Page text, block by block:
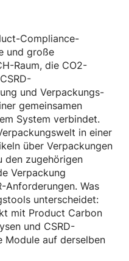
Compliance-
und große
Raum, die CO2-
und Verpackungs-
gemeinsamen
System verbindet.
in einer
über Verpackungen
den zugehörigen
Verpackung
Anforderungen. Was
unterscheidet:
mit Product Carbon
und CSRD-
Module auf derselben